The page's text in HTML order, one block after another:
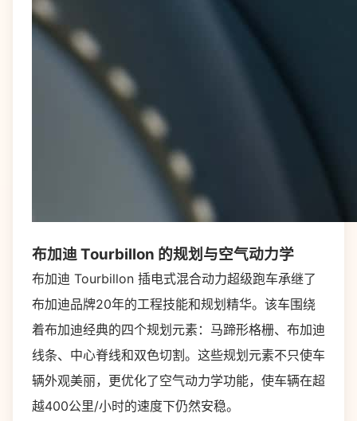
布加迪 Tourbillon 的规划与空气动力学
布加迪 Tourbillon 插电式混合动力超级跑车承继了
布加迪品牌20年的工程技能和规划精华。该车围绕
着布加迪经典的四个规划元素：马蹄形格栅、布加迪
线条、中心脊线和双色切割。这些规划元素不只使车
辆外观美丽，更优化了空气动力学功能，使车辆在超
越400公里/小时的速度下仍然安稳。